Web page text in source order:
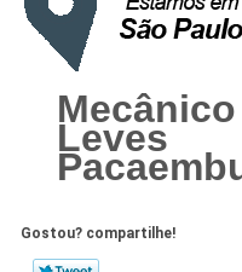
Gostou? compartilhe!